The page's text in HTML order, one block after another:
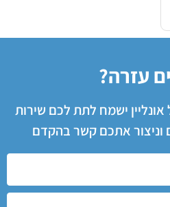
עזרה?
ישמח לתת לכם שירות
וניצור אתכם קשר בהקדם